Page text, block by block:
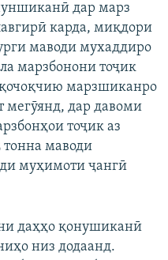
дар марз
карда, миқдори
маводи мухаддиро
марзбонони тоҷик
қочоқчию марзшиканро
мегӯянд, дар давоми
тоҷик аз
тонна маводи
муҳимоти ҷангӣ
даҳҳо қонушиканӣ
низ додаанд.